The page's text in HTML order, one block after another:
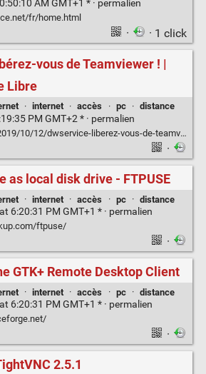
AM GMT+1 * · permalien
fr/home.html
· · 1 click
vous de Teamviewer ! |
Libre
· internet · accès · pc · distance
PM GMT+2 * · permalien
10/12/dwservice-liberez-vous-de-teamviewer/
·
as local disk drive - FTPUSE
· internet · accès · pc · distance
6:20:31 PM GMT+1 * · permalien
ftpuse/
·
GTK+ Remote Desktop Client
· internet · accès · pc · distance
6:20:31 PM GMT+1 * · permalien
·
2.5.1